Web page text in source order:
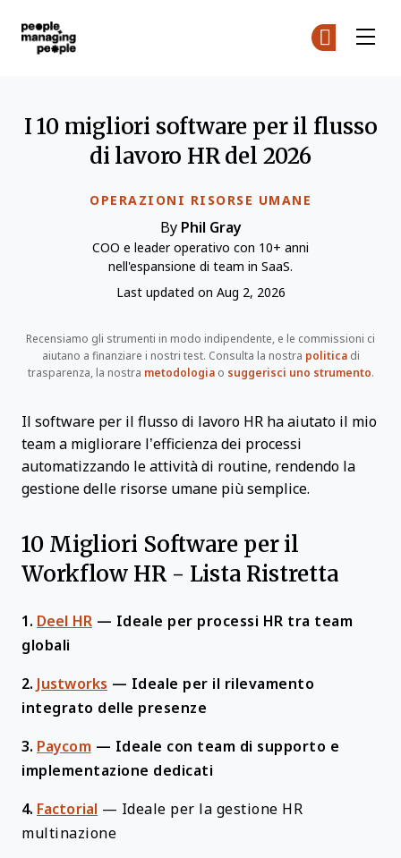
OPERAZIONI RISORSE UMANE
I 10 migliori software per il flusso
di lavoro HR del 2026
By Phil Gray
COO e leader operativo con 10+ anni
nell'espansione di team in SaaS.
Last updated on Aug 2, 2026
Recensiamo gli strumenti in modo indipendente, e le commissioni ci
aiutano a finanziare i nostri test. Consulta la nostra politicadi
trasparenza, la nostra metodologiao suggerisci uno strumento.
Il software per il flusso di lavoro HR ha aiutato il mio
team a migliorare l’efficienza dei processi
automatizzando le attività di routine, rendendo la
gestione delle risorse umane più semplice.
10 Migliori Software per il
Workflow HR - Lista Ristretta
1. Deel HR — Ideale per processi HR tra team
globali
2. Justworks — Ideale per il rilevamento
integrato delle presenze
3. Paycom — Ideale con team di supporto e
implementazione dedicati
4. Factorial — Ideale per la gestione HR
multinazione